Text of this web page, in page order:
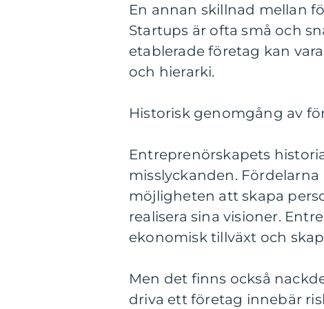
En annan skillnad mellan
Startups är ofta små och
etablerade företag kan
och hierarki.
Historisk genomgång av
Entreprenörskapets
misslyckanden.
möjligheten att skapa
realisera sina visioner.
ekonomisk tillväxt och
Men det finns också
driva ett företag innebär